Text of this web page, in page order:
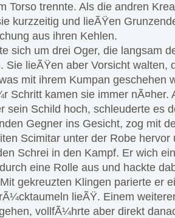
Torso trennte. Als die andren
kurzzeitig und lieÃŸen
aus ihren Kehlen.
sich um drei Oger, die langsam
Sie lieÃŸen aber Vorsicht walten,
mit ihrem Kumpan geschehen
Schritt kamen sie immer nÃ¤her.
sein Schild hoch, schleuderte es
Gegner ins Gesicht, zog mit
Scimitar unter der Robe
Schrei in den Kampf. Er wich
eine Rolle aus und hackte
gekreuzten Klingen parierte er
lieÃŸ. Einem
vollfÃ¼hrte aber direkt